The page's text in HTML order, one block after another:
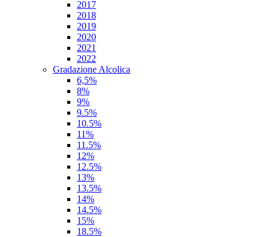
2017
2018
2019
2020
2021
2022
Gradazione Alcolica
6,5%
8%
9%
9.5%
10.5%
11%
11.5%
12%
12.5%
13%
13.5%
14%
14.5%
15%
18.5%